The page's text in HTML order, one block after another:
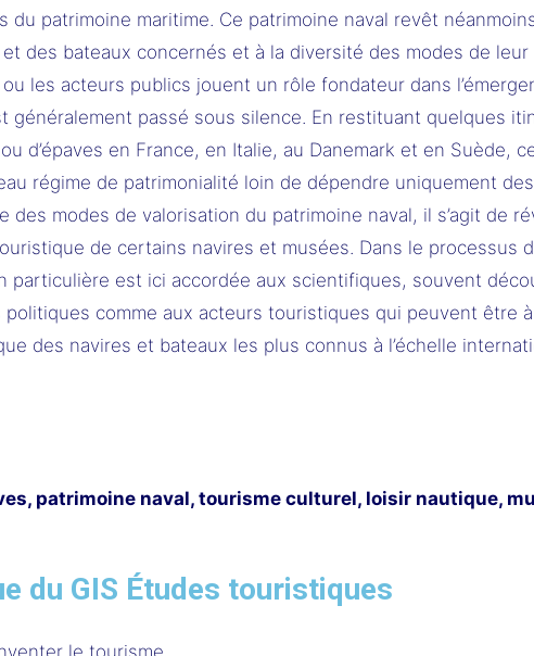
du patrimoine maritime. Ce patrimoine naval revêt
des bateaux concernés et à la diversité des modes de
ou les acteurs publics jouent un rôle fondateur dans
généralement passé sous silence. En restituant quelques
d’épaves en France, en Italie, au Danemark et en Suède,
régime de patrimonialité loin de dépendre uniquement
des modes de valorisation du patrimoine naval, il s’agit de
de certains navires et musées. Dans le processus
particulière est ici accordée aux scientifiques, souvent
comme aux acteurs touristiques qui peuvent être à
des navires et bateaux les plus connus à l’échelle
patrimoine naval, tourisme culturel, loisir nautique,
du GIS Études touristiques
le tourisme